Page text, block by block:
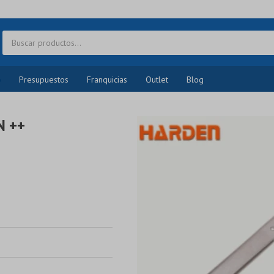
Presupuestos Franquicias Outlet Blog
++